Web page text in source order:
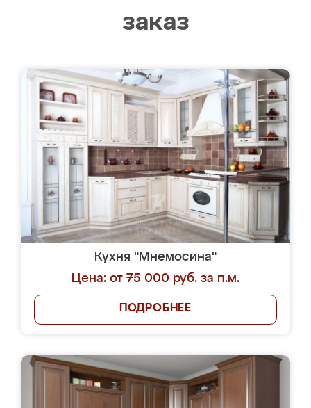
заказ
Кухня "Мнемосина"
Цена: от 75 000 руб. за п.м.
ПОДРОБНЕЕ